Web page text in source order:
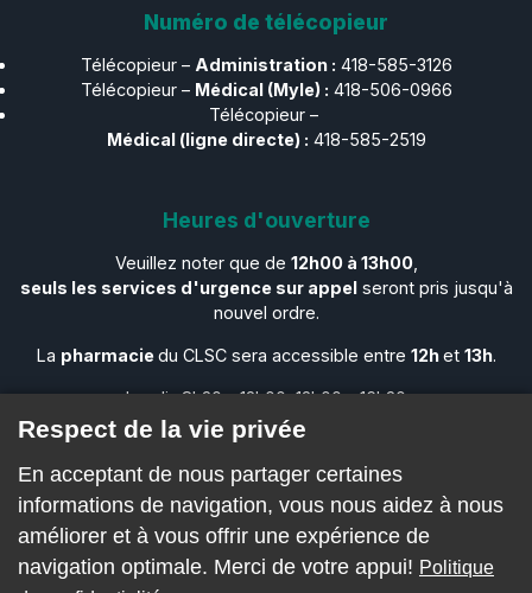
Numéro de télécopieur
Télécopieur – Administration : 418-585-3126
Télécopieur –​​​​​​​ Médical (Myle) : 418-506-0966
Télécopieur –​​​​​​​
Médical (ligne directe) : 418-585-2519
Heures d'ouverture
Veuillez noter que de 12h00 à 13h00,
seuls les services d'urgence sur appelseront pris jusqu'à
nouvel ordre.
La pharmacie du CLSC sera accessible entre 12het 13h.
Lundi : 8h30 – 12h00, 13h00 – 16h30
Mardi : 8h30 – 12h00, 13h00 – 16h30
Mercredi : 8h30 – 12h00, 13h00 – 16h30
Jeudi : 8h30 – 12h00, 13h00 – 16h30
Vendredi : 8h30 – 12h00, 13h00 – 16h30
Samedi : FERMÉ
Dimanche : FERMÉ
Respect de la vie privée
En acceptant de nous partager certaines
informations de navigation, vous nous aidez à nous
améliorer et à vous offrir une expérience de
navigation optimale. Merci de votre appui! Politique